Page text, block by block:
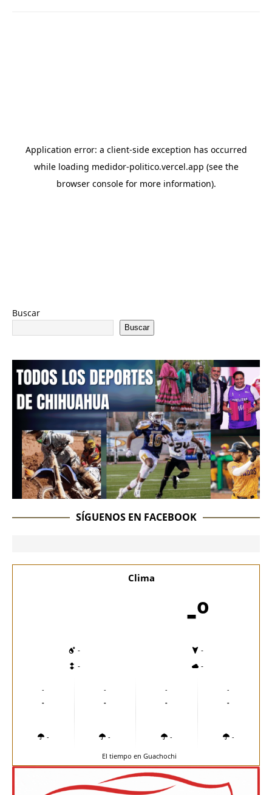
Buscar
Buscar
SÍGUENOS EN FACEBOOK
Clima
-º
-
-
-
-
-
-
-
-
-
-
-
-
-
-
-
-
El tiempo en Guachochi